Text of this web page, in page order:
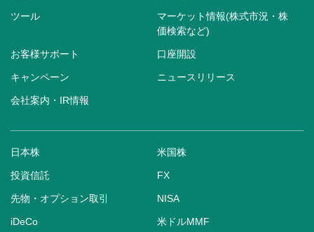
ツール
マーケット情報(株式市況・株
価検索など)
お客様サポート 口座開設
キャンペーン ニュースリリース
会社案内・IR情報
日本株 米国株
投資信託 FX
先物・オプション取引 NISA
iDeCo 米ドルMMF